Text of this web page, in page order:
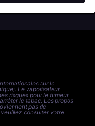
sur le
Le vaporisateur
risques pour le fumeur
le tabac. Les propos
pas de
veuillez consulter votre